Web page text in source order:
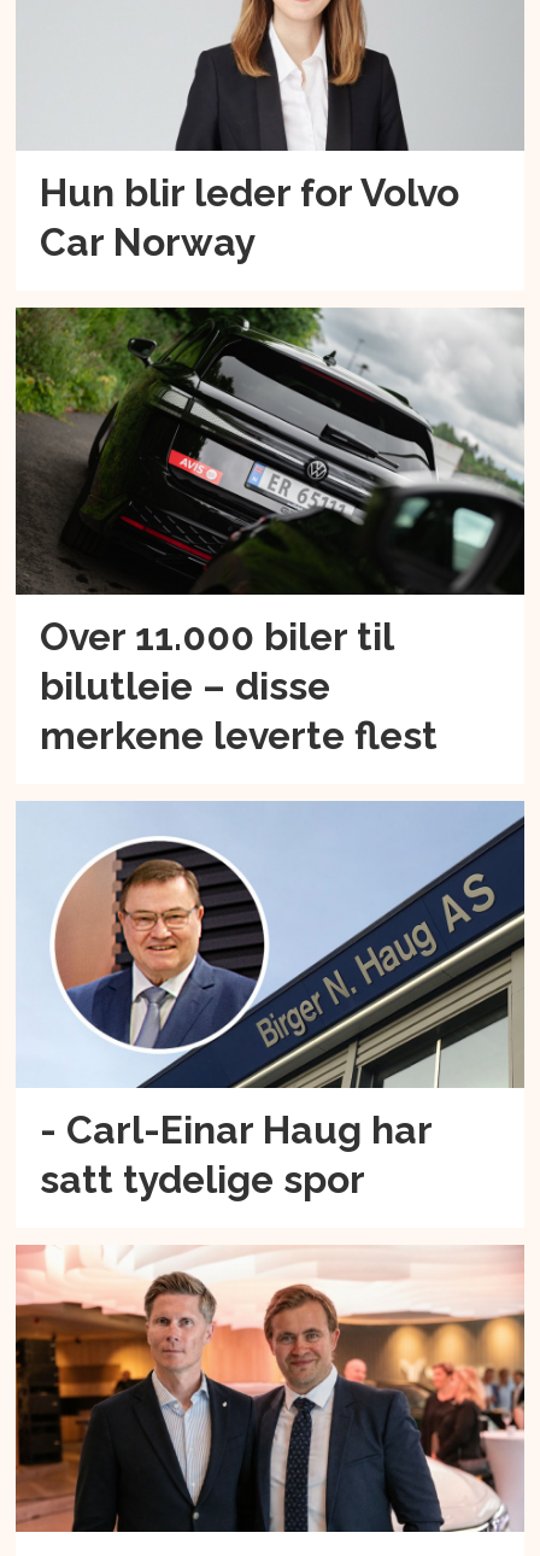
Hun blir leder for Volvo
Car Norway
Over 11.000 biler til
bilutleie – disse
merkene leverte flest
- Carl-Einar Haug har
satt tydelige spor